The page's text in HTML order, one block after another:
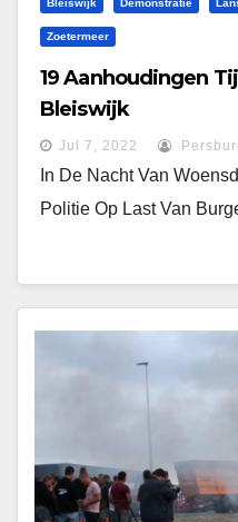
Bleiswijk Demonstratie
Zoetermeer
19 Aanhoudingen
Bleiswijk
Jul 7, 2022
In De Nacht Van
Politie Op Last Van